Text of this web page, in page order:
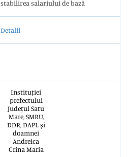
stabilirea salariului de bază
Detalii
Instituției
prefectului
Județul Satu
Mare, SMRU,
DDR, DAPL și
doamnei
Andreica
Crina Maria